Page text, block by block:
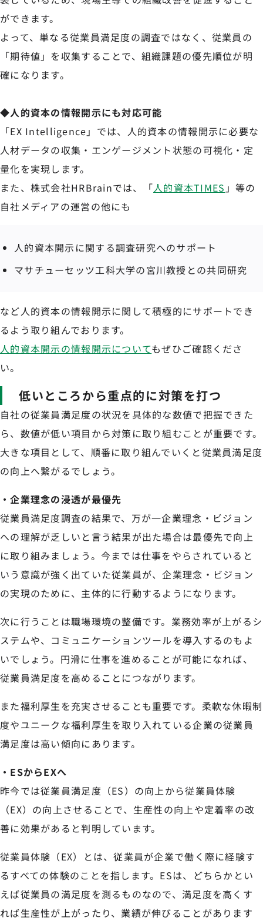
ができます。
よって、単なる従業員満足度の調査ではなく、従業員の
「期待値」を収集することで、組織課題の優先順位が明
確になります。
◆人的資本の情報開示にも対応可能
「EX Intelligence」では、人的資本の情報開示に必要な
人材データの収集・エンゲージメント状態の可視化 ・定
量化を実現します。
また、株式会社HRBrainでは、「人的資本TIMES 」等の
自社メディアの運営の他にも
人的資本開示に関する調査研究へのサポート
マサチューセッツ工科大学の宮川教授との共同研究
など人的資本の情報開示に関して積極的にサポートでき
るよう取り組んでおります。
人的資本開示の情報開示についてもぜひご確認くださ
い。
低いところから重点的に対策を打つ
自社の従業員満足度の状況を具体的な数値で把握できた
ら、数値が低い項目から対策に取り組むことが重要です。
大きな項目として、順番に取り組んでいくと従業員満足度
の向上へ繋がるでしょう。
・企業理念の浸透が最優先
従業員満足度調査の結果で、万が一企業理念・ビジョン
への理解が乏しいと言う結果が出た場合は最優先で向上
に取り組みましょう。今までは仕事をやらされていると
いう意識が強く出ていた従業員が、企業理念・ビジョン
の実現のために、主体的に行動するようになります。
次に行うことは職場環境の整備です。業務効率が上がるシ
ステムや、コミュニケーションツールを導入するのもよ
いでしょう。円滑に仕事を進めることが可能になれば、
従業員満足度を高めることにつながります。
また福利厚生を充実させることも重要です。柔軟な休暇制
度やユニークな福利厚生を取り入れている企業の従業員
満足度は高い傾向にあります。
・ESからEXへ
昨今では従業員満足度（ES）の向上から従業員体験
（EX）の向上させることで、生産性の向上や定着率の改
善に効果があると判明しています。
従業員体験（EX）とは、従業員が企業で働く際に経験す
るすべての体験のことを指します。ESは、どちらかとい
えば従業員の満足度を測るものなので、満足度を高くす
れば生産性が上がったり、業績が伸びることがあります